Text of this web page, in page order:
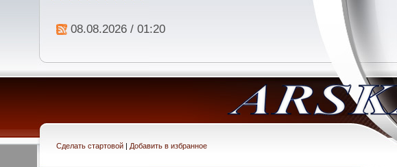
08.08.2026 / 01:20
Сделать стартовой| Добавить в избранное